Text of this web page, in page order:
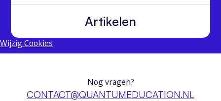
Artikelen
Wijzig Cookies
Nog vragen?
CONTACT@QUANTUMEDUCATION.NL